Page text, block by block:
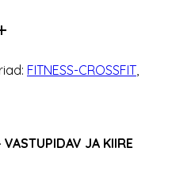
FITNESS-CROSSFIT,
JA KIIRE